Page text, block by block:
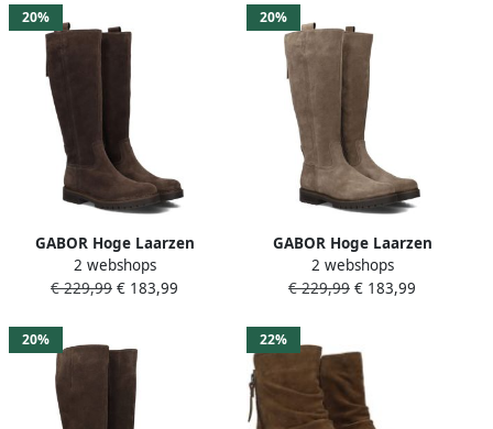
20%
GABOR Hoge Laarzen
Dames 727 Maat: 40 5
Materiaal: Suède Kleur:
2 webshops
€ 229,99 € 183,99
20%
GABOR Hoge Laarzen
Dames 727 Maat: 35 5
Materiaal: Suède Kleur:
2 webshops
€ 229,99 € 183,99
20% 22%